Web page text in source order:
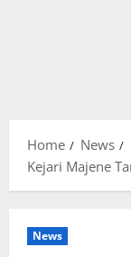
Home
News
Kejari Majene
News